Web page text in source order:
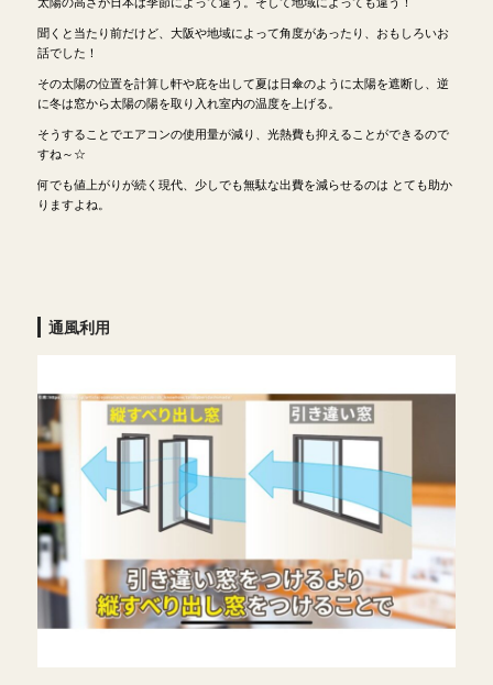
聞くと当たり前だけど、大阪や地域によって角度があったり、おもしろいお
話でした！
その太陽の位置を計算し軒や庇を出して夏は日傘のように太陽を遮断し、逆
に冬は窓から太陽の陽を取り入れ室内の温度を上げる。
そうすることでエアコンの使用量が減り、光熱費も抑えることができるので
すね～☆
何でも値上がりが続く現代、少しでも無駄な出費を減らせるのは とても助か
りますよね。
通風利用